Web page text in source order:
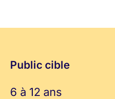
Public cible
6 à 12 ans